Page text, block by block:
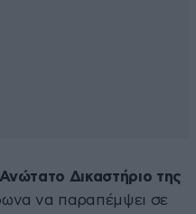
Ανώτατο Δικαστήριο της
να παραπέμψει σε